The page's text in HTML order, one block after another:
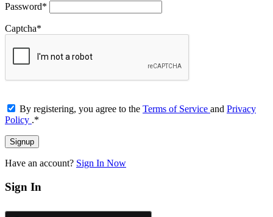
Password*
Captcha*
By registering, you agree to the Terms of Service and Privacy
Policy .*
Have an account? Sign In Now
Sign In